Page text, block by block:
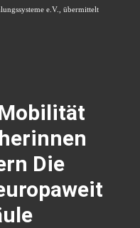
e.V., übermittelt
Die